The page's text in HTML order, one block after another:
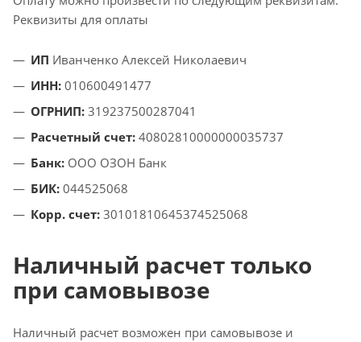
Реквизиты для оплаты
ИП Иванченко Алексей Николаевич
ИНН: 010600491477
ОГРНИП: 319237500287041
Расчетный счет: 40802810000000035737
Банк: ООО ОЗОН Банк
БИК: 044525068
Корр. счет: 30101810645374525068
Наличный расчет только
при самовывозе
Наличный расчет возможен при самовывозе и